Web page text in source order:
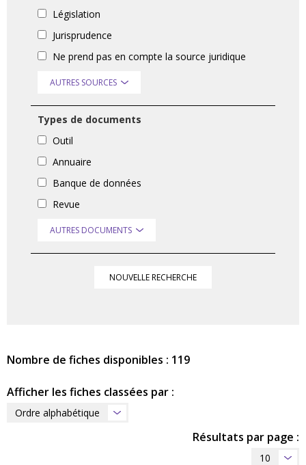
Législation
Jurisprudence
Ne prend pas en compte la source juridique
AUTRES SOURCES
Types de documents
Outil
Annuaire
Banque de données
Revue
AUTRES DOCUMENTS
NOUVELLE RECHERCHE
Nombre de fiches disponibles : 119
Afficher les fiches classées par :
Ordre alphabétique
Résultats par page :
10